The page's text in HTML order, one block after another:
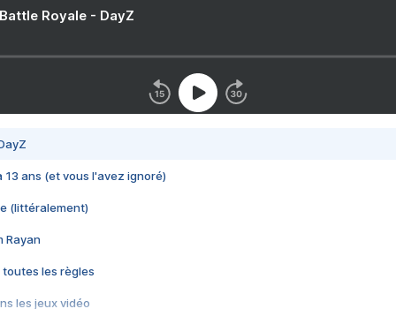
Royale - DayZ
13 ans (et vous l'avez ignoré)
(littéralement)
Rayan
toutes les règles
les jeux vidéo